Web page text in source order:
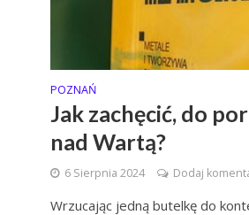
POZNAŃ
Jak zachęcić, do
nad Wartą?
6 Sierpnia 2024 Dodaj
Wrzucając jedną butelkę do